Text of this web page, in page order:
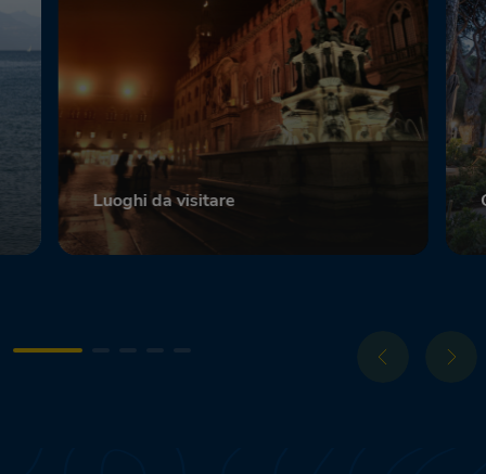
Luoghi da visitare
Scopri